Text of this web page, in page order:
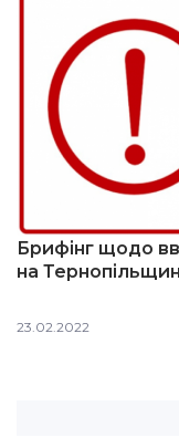
Брифінг щодо
на
23.02.2022